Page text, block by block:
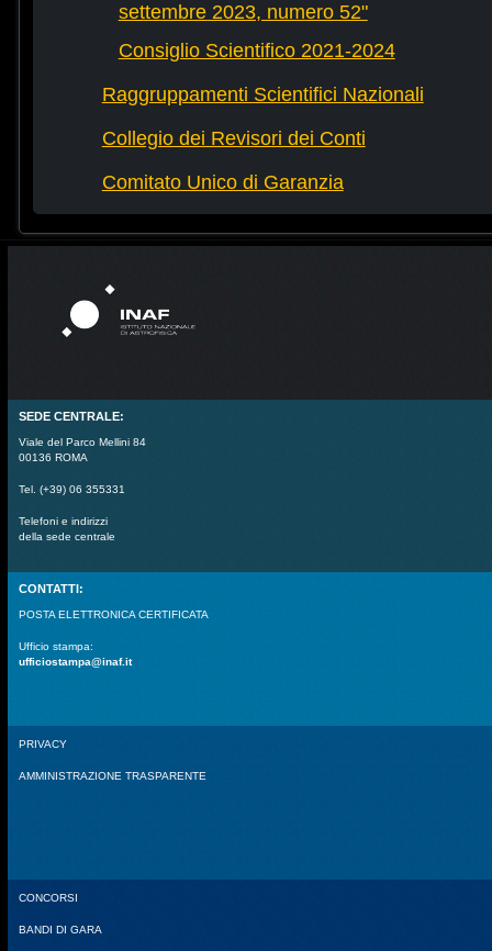
settembre 2023, numero 52"
Consiglio Scientifico 2021-2024
Raggruppamenti Scientifici Nazionali
Collegio dei Revisori dei Conti
Comitato Unico di Garanzia
SEDE CENTRALE:
Viale del Parco Mellini 84
00136 ROMA
Tel. (+39) 06 355331
Telefoni e indirizzi
della sede centrale
CONTATTI:
POSTA ELETTRONICA CERTIFICATA
Ufficio stampa:
ufficiostampa@inaf.it
PRIVACY
AMMINISTRAZIONE TRASPARENTE
CONCORSI
BANDI DI GARA